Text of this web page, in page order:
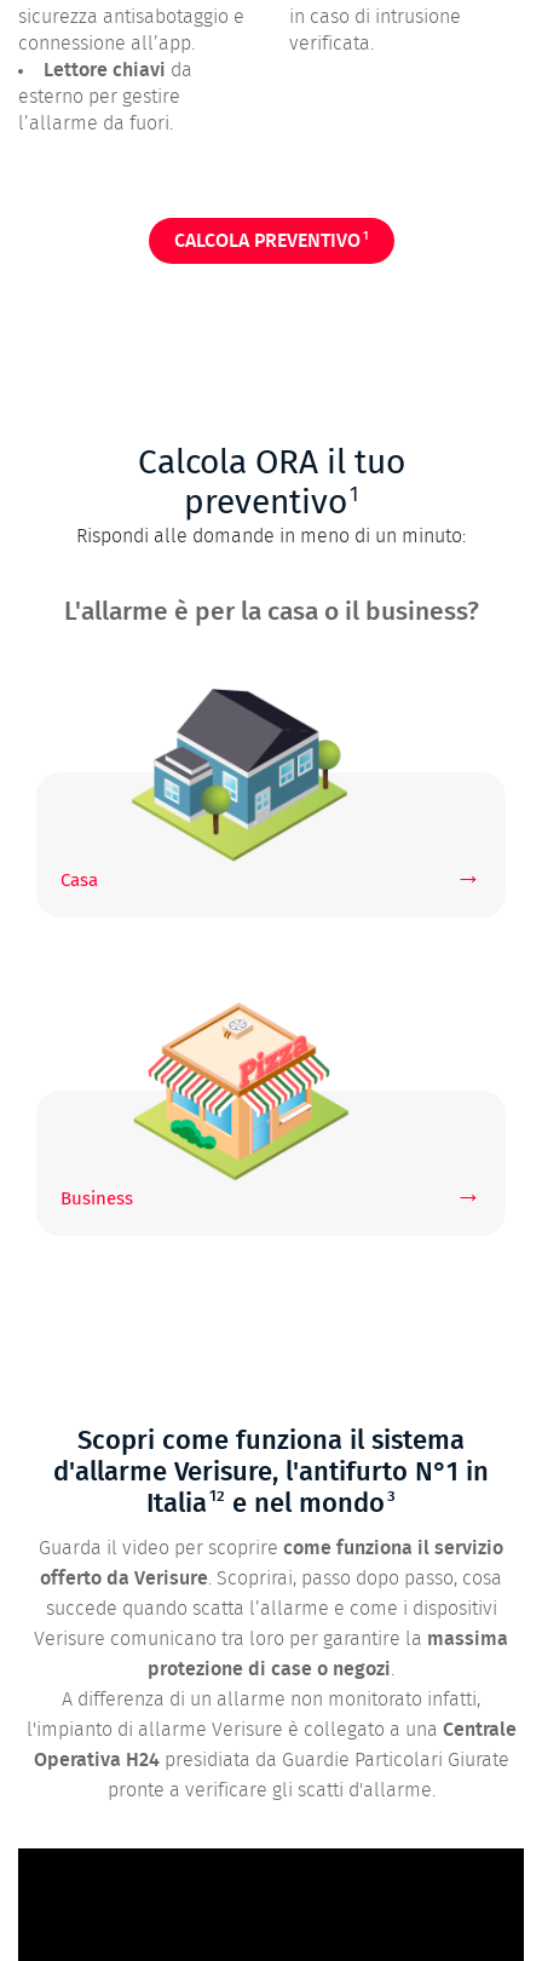
sicurezza antisabotaggio e
connessione all’app.
Lettore chiavi da
esterno per gestire
l’allarme da fuori.
in caso di intrusione
verificata.
CALCOLA PREVENTIVO 1
Calcola ORA il tuo
preventivo1
Rispondi alle domande in meno di un minuto:
L'allarme è per la casa o il business?
Casa →
Business →
Scopri come funziona il sistema
d'allarme Verisure, l'antifurto N°1 in
Italia 12 e nel mondo 3
Guarda il video per scoprire come funziona il servizio
offerto da Verisure . Scoprirai, passo dopo passo, cosa
succede quando scatta l’allarme e come i dispositivi
Verisure comunicano tra loro per garantire la massima
protezione di case o negozi
A differenza di un allarme non monitorato infatti,
l'impianto di allarme Verisure è collegato a una Centrale
Operativa H24presidiata da Guardie Particolari Giurate
pronte a verificare gli scatti d'allarme.